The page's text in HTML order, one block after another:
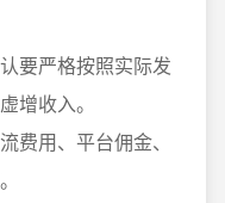
要严格按照实际发
增收入。
费用、平台佣金、